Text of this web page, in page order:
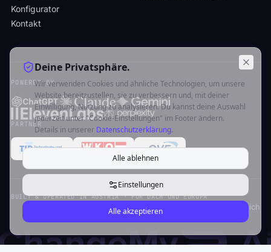
Konfigurator
Kontakt
POWERED BY
PARTNER
BUILT & OPERATED IN AUSTRIA · FÜR DACH UND EUROPA
© 2026 ChangeMy.AI FlexCo · Thaya, Österreich
Deine Privatsphäre.
Wir verwenden Cookies und ähnliche Technologien, um unsere
Website bereitzustellen, sie zu verbessern und, mit deiner
Einwilligung, Nutzung zu analysieren. Du kannst deine Auswahl
jederzeit unter "Cookie-Einstellungen" im Footer ändern.
Details in unserer Datenschutzerklärung.
Alle ablehnen
Einstellungen
Alle akzeptieren